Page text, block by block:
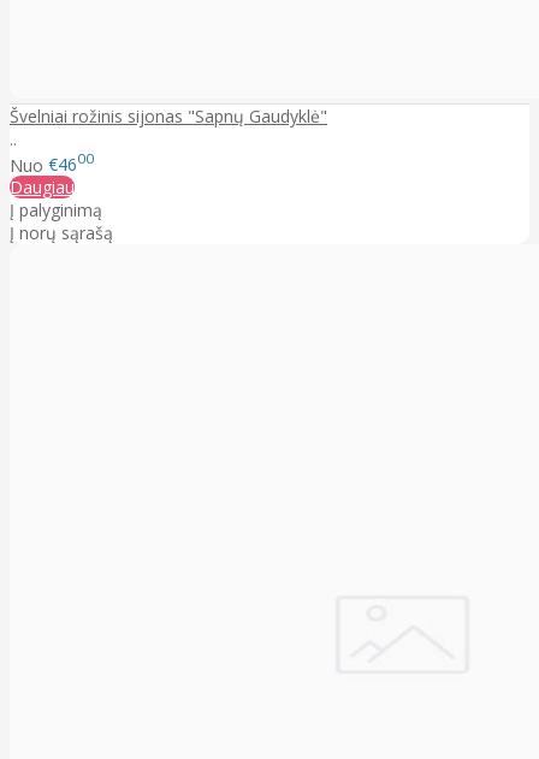
Švelniai rožinis sijonas "Sapnų Gaudyklė"
..
Nuo €4600
Daugiau
Į palyginimą
Į norų sąrašą